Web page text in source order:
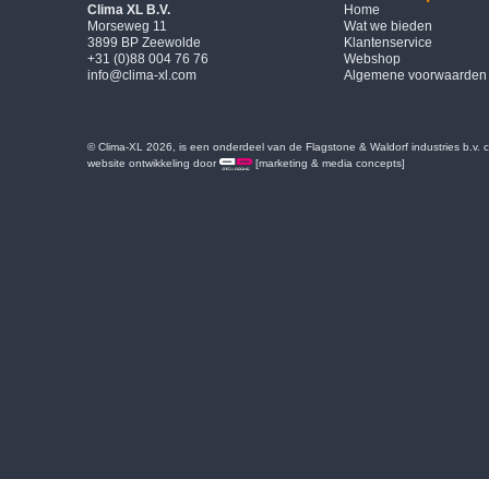
Clima XL B.V.
Morseweg 11
3899 BP Zeewolde
+31 (0)88 004 76 76
info@clima-xl.com
Home
Wat we bieden
Klantenservice
Webshop
Algemene voorwaarden
© Clima-XL 2026, is een onderdeel van de Flagstone & Waldorf industries b.v.
website ontwikkeling door
[marketing & media concepts]